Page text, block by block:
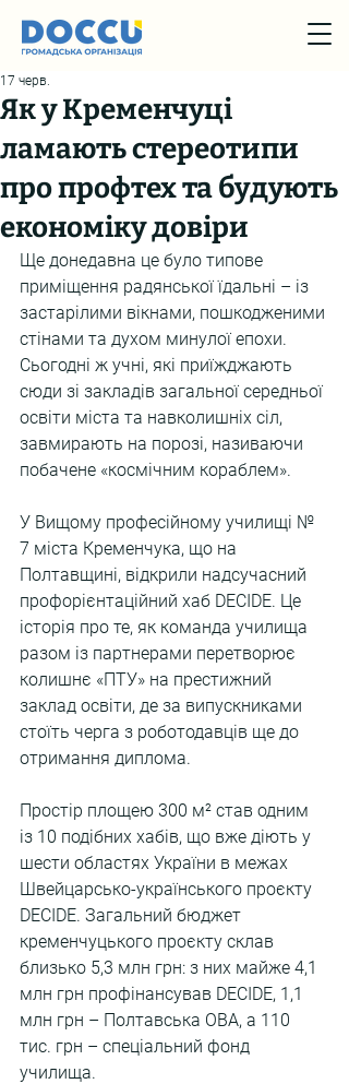
Як у Кременчуці
ламають стереотипи
про профтех та будують
економіку довіри
17 черв.
Ще донедавна це було типове
приміщення радянської їдальні – із
застарілими вікнами, пошкодженими
стінами та духом минулої епохи.
Сьогодні ж учні, які приїжджають
сюди зі закладів загальної середньої
освіти міста та навколишніх сіл,
завмирають на порозі, називаючи
побачене «космічним кораблем».
У Вищому професійному училищі №
7 міста Кременчука, що на
Полтавщині, відкрили надсучасний
профорієнтаційний хаб DECIDE. Це
історія про те, як команда училища
разом із партнерами перетворює
колишнє «ПТУ» на престижний
заклад освіти, де за випускниками
стоїть черга з роботодавців ще до
отримання диплома.
Простір площею 300 м² став одним
із 10 подібних хабів, що вже діють у
шести областях України в межах
Швейцарсько-українського проєкту
DECIDE. Загальний бюджет
кременчуцького проєкту склав
близько 5,3 млн грн: з них майже 4,1
млн грн профінансував DECIDE, 1,1
млн грн – Полтавська ОВА, а 110
тис. грн – спеціальний фонд
училища.